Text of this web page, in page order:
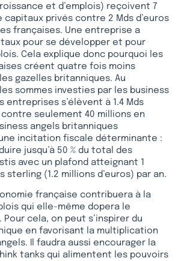
et d’emplois) reçoivent 7
capitaux privés contre 2 Mds d’euros
françaises. Une entreprise a
pour se développer et pour
Cela explique donc pourquoi les
créent quatre fois moins
gazelles britanniques. Au
sommes investies par les business
entreprises s’élèvent à 1.4 Mds
contre seulement 40 millions en
angels britanniques
incitation fiscale déterminante :
jusqu’à 50 % du total des
avec un plafond atteignant 1
sterling (1.2 millions d’euros) par an.
française contribuera à la
qui elle-même dopera le
cela, on peut s’inspirer du
en favorisant la multiplication
Il faudra aussi encourager la
tanks qui alimentent les pouvoirs